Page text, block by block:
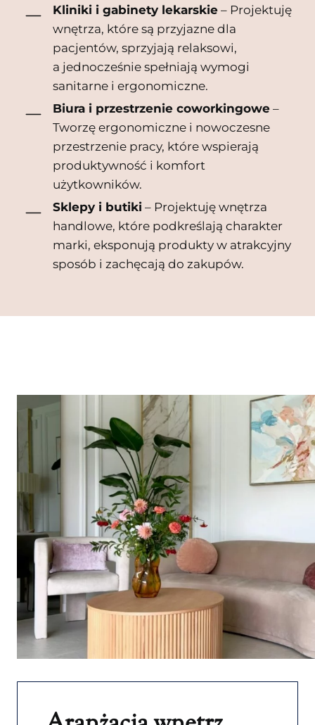
Kliniki i gabinety lekarskie – Projektuję
wnętrza, które są przyjazne dla
pacjentów, sprzyjają relaksowi,
a jednocześnie spełniają wymogi
sanitarne i ergonomiczne.
Biura i przestrzenie coworkingowe –
Tworzę ergonomiczne i nowoczesne
przestrzenie pracy, które wspierają
produktywność i komfort
użytkowników.
Sklepy i butiki – Projektuję wnętrza
handlowe, które podkreślają charakter
marki, eksponują produkty w atrakcyjny
sposób i zachęcają do zakupów.